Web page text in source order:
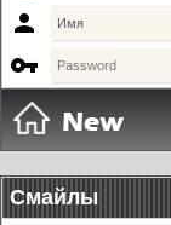


Смайлы